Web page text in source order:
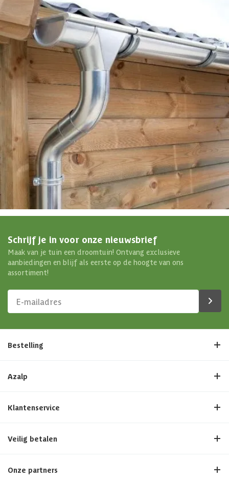
EAN-code 8720250615119
4,5/5
bij Trustpilot
Luxe assortiment
tegen scherpe prijzen
Maatwerk:
We maken het betaalbaar.
02-808 7100
Direct antwoord
Chat met ons
Stel direct uw vraag
Klantenservice
Binnen 1 werkdag antwoord
Schrijf je in voor onze nieuwsbrief
Maak van je tuin een droomtuin! Ontvang exclusieve
aanbiedingen en blijf als eerste op de hoogte van ons
assortiment!
Bestelling
Azalp
Klantenservice
Veilig betalen
Onze partners